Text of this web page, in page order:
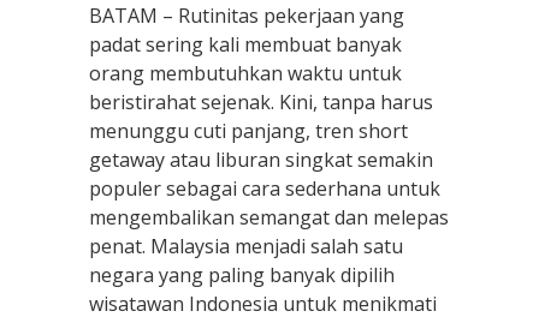
BATAM – Rutinitas pekerjaan yang
padat sering kali membuat banyak
orang membutuhkan waktu untuk
beristirahat sejenak. Kini, tanpa harus
menunggu cuti panjang, tren short
getaway atau liburan singkat semakin
populer sebagai cara sederhana untuk
mengembalikan semangat dan melepas
penat. Malaysia menjadi salah satu
negara yang paling banyak dipilih
wisatawan Indonesia untuk menikmati